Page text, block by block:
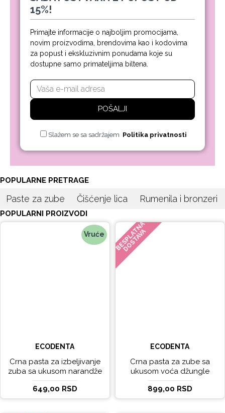
15%!
Primajte informacije o najboljim promocijama,
novim proizvodima, brendovima kao i kodovima
za popust i ekskluzivnim ponudama koje su
dostupne samo primateljima biltena.
POŠALJI
Slažem se sa sadržajem Politika privatnosti
POPULARNE PRETRAGE
Paste za zube Čišćenje lica Rumenila i bronzeri
POPULARNI PROIZVODI
Vruće
ECODENTA
Crna pasta za izbeljivanje
zuba sa ukusom narandže
Ecodenta 100 ml
649,00 RSD
BESPLATNA
DOSTAVA
ECODENTA
Crna pasta za zube sa
ukusom voća džungle
Ecodenta 75 ml
899,00 RSD